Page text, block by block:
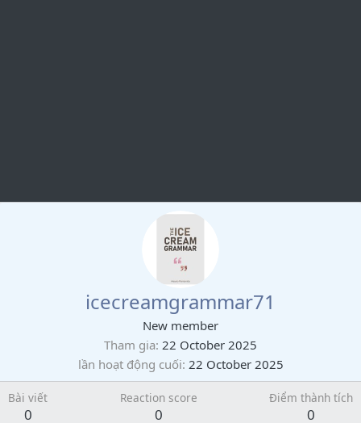
icecreamgrammar71
New member
Tham gia 22 October 2025
lần hoạt động cuối 22 October 2025
Bài viết
0
Reaction score
0
Điểm thành tích
0